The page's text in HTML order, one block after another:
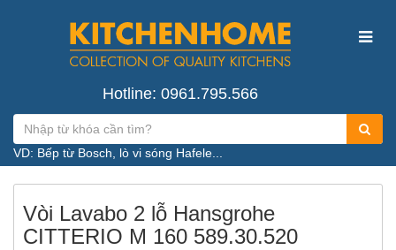
Hotline: 0961.795.566
VD: Bếp từ Bosch, lò vi sóng Hafele...
Vòi Lavabo 2 lỗ Hansgrohe
CITTERIO M 160 589.30.520